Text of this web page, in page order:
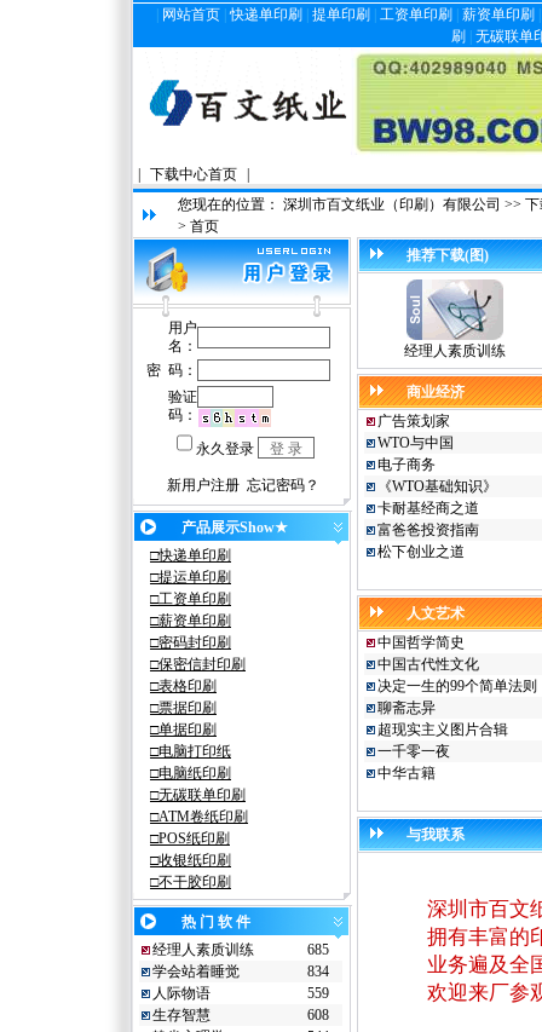
网站首页 |快递单印刷 提单印刷 工资单印刷 薪资单印刷
刷
无碳联单
下载中心首页
您现在的位置： 深圳市百文纸业（印刷）有限公司 >>
> 首页
产品展示Show★
□快递单印刷
□提运单印刷
□工资单印刷
□薪资单印刷
□密码封印刷
□保密信封印刷
□表格印刷
□票据印刷
□单据印刷
□电脑打印纸
□电脑纸印刷
□无碳联单印刷
□ATM卷纸印刷
□POS纸印刷
□收银纸印刷
□不干胶印刷
热 门 软 件
经理人素质训练
685
学会站着睡觉
834
人际物语
559
生存智慧
608
推荐下载(图)
经理人素质训练
商业经济
广告策划家
WTO与中国
电子商务
《WTO基础知识》
卡耐基经商之道
富爸爸投资指南
松下创业之道
人文艺术
中国哲学简史
中国古代性文化
决定一生的99个简单法则
聊斋志异
超现实主义图片合辑
一千零一夜
中华古籍
与我联系
深圳市百文纸
拥有丰富的印
业务遍及全国
欢迎来厂参观